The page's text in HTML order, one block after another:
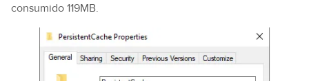
consumido 119MB.